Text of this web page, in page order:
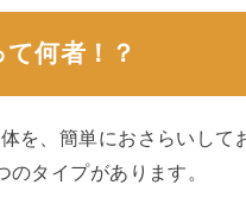
何者！？
を、簡単におさらいして
タイプがあります。